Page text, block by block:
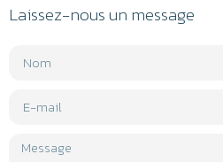
Laissez-nous un message